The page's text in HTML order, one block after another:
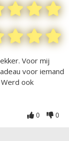
mij
voor iemand
0 0